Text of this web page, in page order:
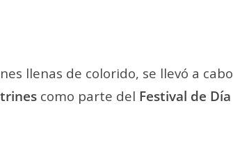
llenas de colorido, se llevó a cabo
como parte del Festival de Día